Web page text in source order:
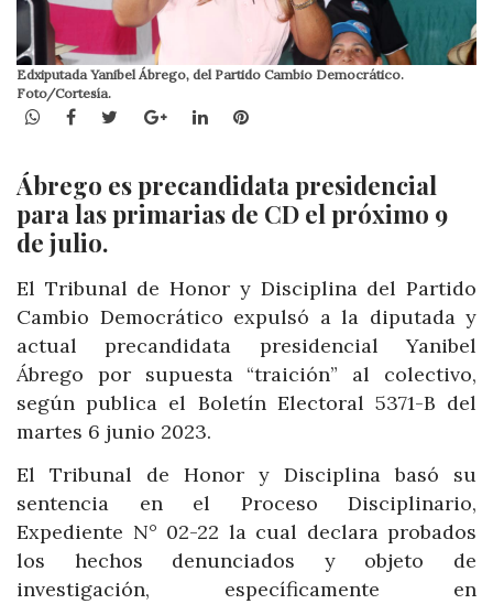
Edxiputada Yanibel Ábrego, del Partido Cambio Democrático.
Foto/Cortesía.
WhatsApp
Facebook
TwitterGoogle+LinkedInPinterest
Ábrego es precandidata presidencial
para las primarias de CD el próximo 9
de julio.
El Tribunal de Honor y Disciplina del Partido
Cambio Democrático expulsó a la diputada y
actual precandidata presidencial Yanibel
Ábrego por supuesta “traición” al colectivo,
según publica el Boletín Electoral 5371-B del
martes 6 junio 2023.
El Tribunal de Honor y Disciplina basó su
sentencia en el Proceso Disciplinario,
Expediente N° 02-22 la cual declara probados
los hechos denunciados y objeto de
investigación, específicamente en